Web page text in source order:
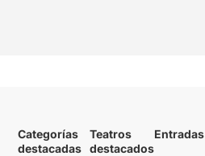
Categorías
destacadas
Teatros
destacados
Entradas